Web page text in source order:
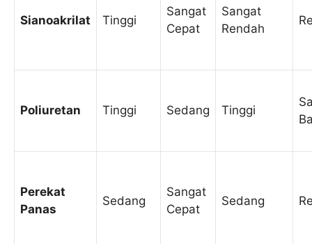
Sianoakrilat Tinggi
Sangat
Cepat
Sangat
Rendah
Poliuretan Tinggi Sedang Tinggi
Perekat
Panas
Sedang
Sangat
Cepat
Sedang